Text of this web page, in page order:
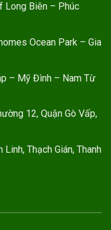
Long Biên – Phúc
Ocean Park – Gia
– Mỹ Đình – Nam Từ
12, Quận Gò Vấp,
Thạch Gián, Thanh